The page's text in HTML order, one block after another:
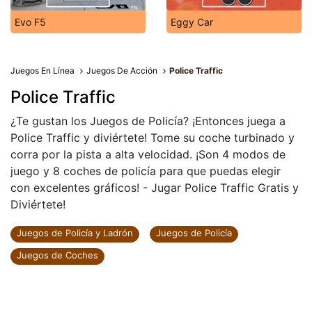
Evo F5 Eggy Car
Juegos En Línea Juegos De Acción Police Traffic
Police Traffic
¿Te gustan los Juegos de Policía? ¡Entonces juega a
Police Traffic y diviértete! Tome su coche turbinado y
corra por la pista a alta velocidad. ¡Son 4 modos de
juego y 8 coches de policía para que puedas elegir
con excelentes gráficos! - Jugar Police Traffic Gratis y
Diviértete!
Juegos de Policía y Ladrón
Juegos de Policía
Juegos de Coches